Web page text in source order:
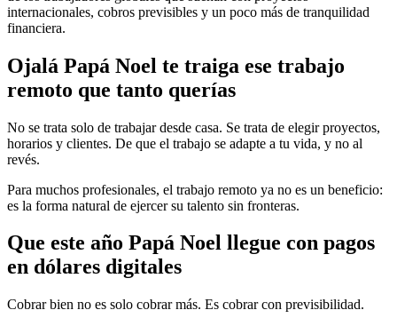
internacionales, cobros previsibles y un poco más de tranquilidad
financiera.
Ojalá Papá Noel te traiga ese trabajo
remoto que tanto querías
No se trata solo de trabajar desde casa. Se trata de elegir proyectos,
horarios y clientes. De que el trabajo se adapte a tu vida, y no al
revés.
Para muchos profesionales, el trabajo remoto ya no es un beneficio:
es la forma natural de ejercer su talento sin fronteras.
Que este año Papá Noel llegue con pagos
en dólares digitales
Cobrar bien no es solo cobrar más. Es cobrar con previsibilidad.